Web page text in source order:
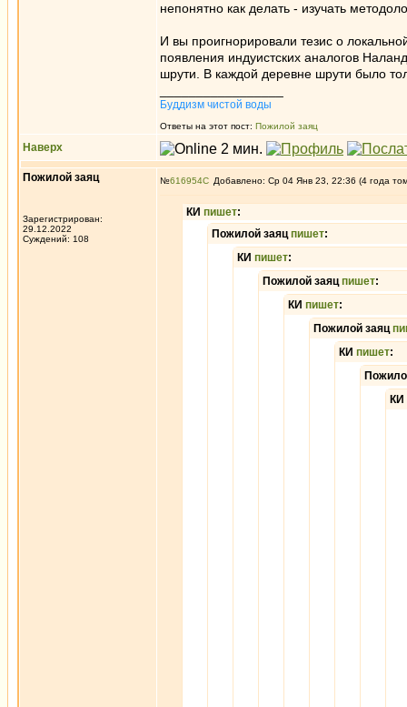
непонятно как делать - изучать
И вы проигнорировали тезис о
появления индуистских аналогов
шрути. В каждой деревне шрути было
Буддизм чистой воды
Ответы на этот пост: Пожилой заяц
Наверх
Пожилой заяц
Зарегистрирован:
29.12.2022
Суждений: 108
№616954 Добавлено: Ср 04 Янв 23, 22:36 (4 года
КИ пишет:
Пожилой заяцпишет:
КИ пишет:
Пожилой заяцпишет:
КИ пишет:
Пожилой заяц
КИ пишет:
КИ